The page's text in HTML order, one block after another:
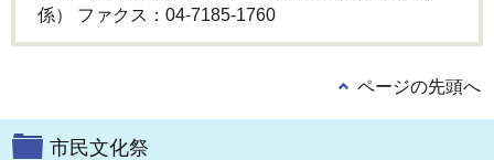
係） ファクス：04-7185-1760
ページの先頭へ
市民文化祭